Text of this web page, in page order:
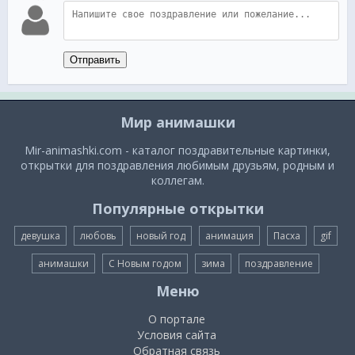
Отправить
Мир анимашки
Mir-animashki.com - каталог поздравительные картинки,
открытки для поздравления любимым друзьям, родным и
коллегам.
Популярные открытки
девушка любовь новый год анимация Пасха gif
анимашки С Новым годом зима поздравление
Меню
О портале
Условия сайта
Обратная связь